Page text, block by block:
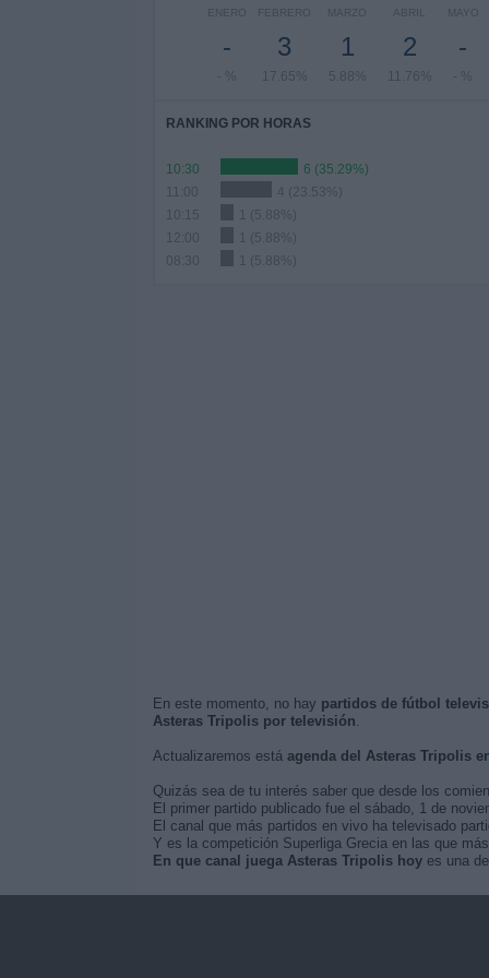
ENERO
-
- %
FEBRERO
3
17.65%
MARZO
1
5.88%
ABRIL
2
11.76%
MAYO
-
- %
RANKING POR HORAS
10:30
6 (35.29%)
4 (23.53%)
10:15
1 (5.88%)
12:00
1 (5.88%)
08:30
1 (5.88%)
En este momento, no hay partidos de fútbol
Asteras Tripolis por televisión.
Actualizaremos está agenda del Asteras Tripolis
Quizás sea de tu interés saber que desde los
El primer partido publicado fue el sábado, 1 de
El canal que más partidos en vivo ha televisado
Y es la competición Superliga Grecia en las que
En que canal juega Asteras Tripolis hoyes una de